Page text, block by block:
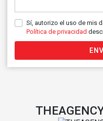
Sí, autorizo el uso de mis
Política de privacidad